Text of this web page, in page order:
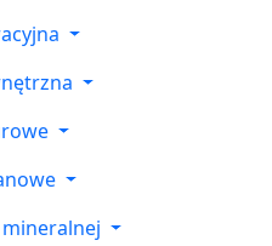
mineralnej